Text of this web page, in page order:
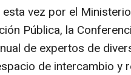
vez por el
Pública, la
de expertos de
de intercambio y